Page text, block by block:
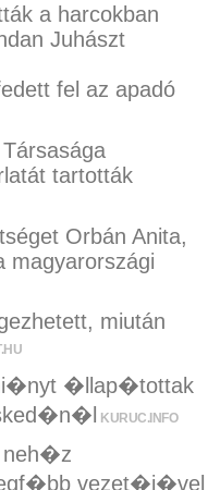
a harcokban
Juhászt
fel az apadó
tartották
Orbán Anita,
magyarországi
miután
�llap�tottak
KURUC.INFO
vezet�j�vel